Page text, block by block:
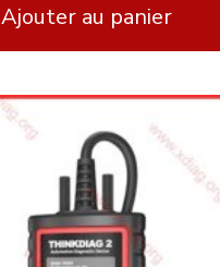
Ajouter au panier